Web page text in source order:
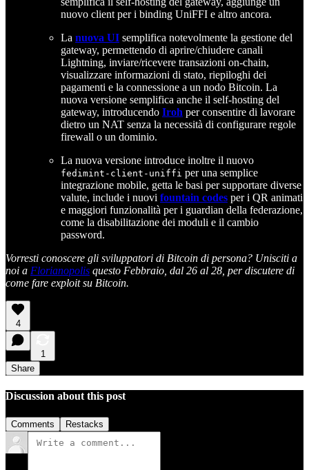
nuovo client per i binding UniFFI e altro ancora.
La nuova UI semplifica notevolmente la gestione del
gateway, permettendo di aprire/chiudere canali
Lightning, inviare/ricevere transazioni on-chain,
visualizzare informazioni di stato, riepiloghi dei
pagamenti e la connessione a un nodo Bitcoin. La
nuova versione semplifica anche il self-hosting del
gateway, introducendo Iroh per consentire di lavorare
dietro un NAT senza la necessità di configurare regole
firewall o un dominio.
La nuova versione introduce inoltre il nuovo
fedimint-client-uniffi per una semplice
integrazione mobile, getta le basi per supportare diverse
valute, include i nuovi fountain codes per i QR animati
e maggiori funzionalità per i guardian della federazione,
come la disabilitazione dei moduli e il cambio
password.
Vorresti conoscere gli sviluppatori di Bitcoin di persona? Unisciti a
noi a Florianopolis questo Febbraio, dal 26 al 28, per discutere di
come fare exploit su Bitcoin.
4
1
Share
Discussion about this post
Comments Restacks